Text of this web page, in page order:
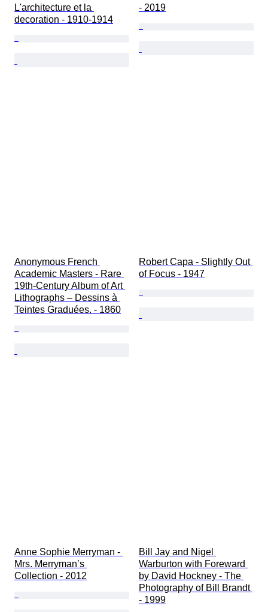
L'architecture et la
decoration - 1910-1914
- 2019
Anonymous French
Academic Masters - Rare
19th-Century Album of Art
Lithographs – Dessins à
Teintes Graduées. - 1860
Robert Capa - Slightly Out
of Focus - 1947
Anne Sophie Merryman -
Mrs. Merryman’s
Collection - 2012
Bill Jay and Nigel
Warburton with Foreward
by David Hockney - The
Photography of Bill Brandt
- 1999